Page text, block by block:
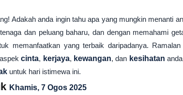
Adakah anda ingin tahu apa yang mungkin menanti
dan peluang baharu, dan dengan memahami
memanfaatkan yang terbaik daripadanya.
cinta, kerjaya, kewangan, dan kesihatan
untuk hari istimewa ini.
Khamis, 7 Ogos 2025